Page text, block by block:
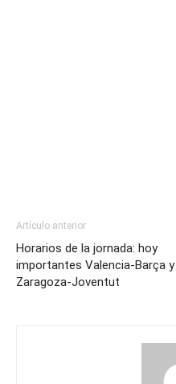
Artículo anterior
Horarios de la jornada: hoy
importantes Valencia-Barça y
Zaragoza-Joventut